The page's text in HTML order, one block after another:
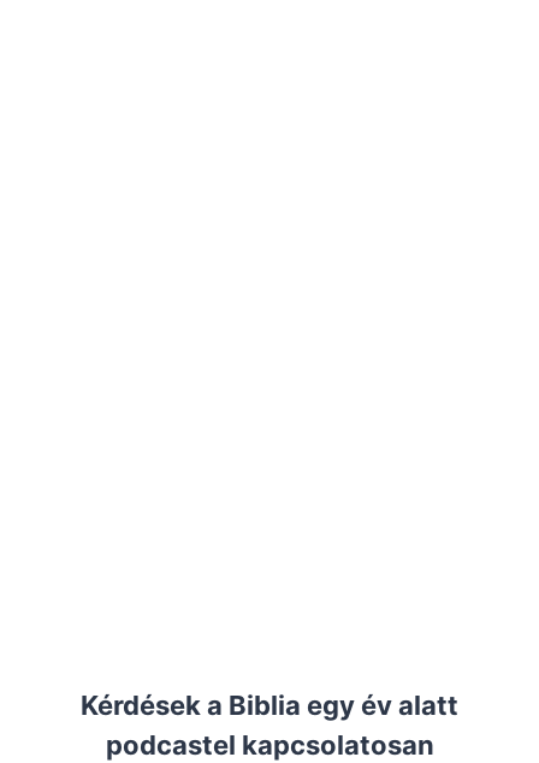
Kérdések a Biblia egy év alatt
podcastel kapcsolatosan